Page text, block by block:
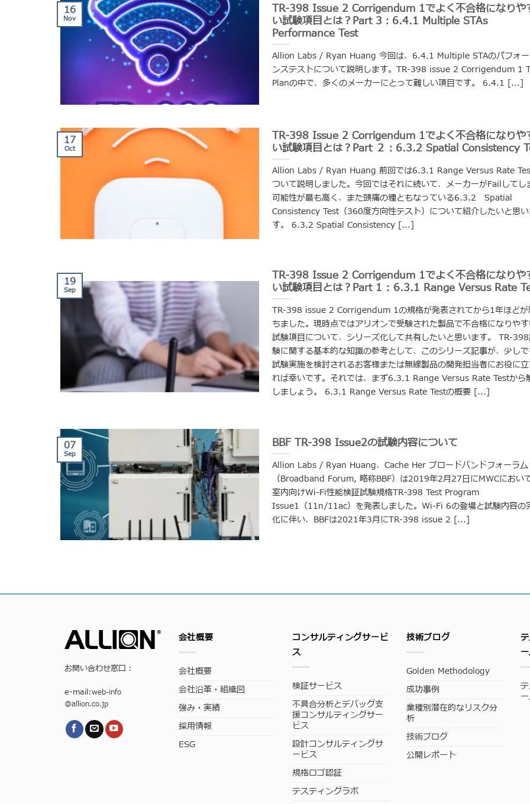
TR-398 Issue 2 Corrigendum 1でよく不合格になりや
い試験項目とは？Part 3：6.4.1 Multiple STAs
Performance Test
Allion Labs / Ryan Huang 今回は、6.4.1 Multiple STAのパフォ
ンステストについて説明します。TR-398 issue 2 Corrigendum 1
Planの中で、多くのメーカーにとって難しい項目です。 6.4.1 [...]
16
Nov
TR-398 Issue 2 Corrigendum 1でよく不合格になりや
い試験項目とは？Part ２：6.3.2 Spatial Consistency
Allion Labs / Ryan Huang 前回では6.3.1 Range Versus Rate
ついて説明しました。今回ではそれに続いて、メーカーがFailしてし
可能性が最も高く、また頭痛の種ともなっている6.3.2 Spatial
Consistency Test（360度方向性テスト）について紹介したいと思
す。 6.3.2 Spatial Consistency [...]
17
Oct
TR-398 Issue 2 Corrigendum 1でよく不合格になりや
い試験項目とは？Part 1 : 6.3.1 Range Versus Rate
TR-398 issue 2 Corrigendum 1の規格が発表されてから1年ほどが
ちました。現時点ではアリオンで受験された製品で不合格になりや
試験項目について、シリーズ化して共有したいと思います。 TR-
験に関する基本的な知識の参考として、このシリーズ記事が、少し
試験実施を検討されるお客様または無線製品の開発担当者にお役に
れば幸いです。それでは、まず6.3.1 Range Versus Rate Testから
しましょう。 6.3.1 Range Versus Rate Testの概要 [...]
19
Sep
BBF TR-398 Issue2の試験内容について
Allion Labs / Ryan Huang、Cache Her ブロードバンドフォーラム
（Broadband Forum, 略称BBF）は2019年2月27日にMWCにおいて
室内向けWi-Fi性能検証試験規格TR-398 Test Program
Issue1（11n/11ac）を発表しました。Wi-Fi 6の登場と試験内容の
化に伴い、BBFは2021年3月にTR-398 issue 2 [...]
07
Sep
お問い合わせ窓口：
e-mail:web-info
@allion.co.jp
会社概要
会社概要
会社沿革・組織図
強み・実績
採用情報
ESG
コンサルティングサービ
ス
検証サービス
不具合分析とデバッグ支
援コンサルティングサー
ビス
設計コンサルティングサ
ービス
規格ロゴ認証
テスティングラボ
技術ブログ
Golden Methodology
成功事例
業種別潜在的なリスク分
析
技術ブログ
公開レポート